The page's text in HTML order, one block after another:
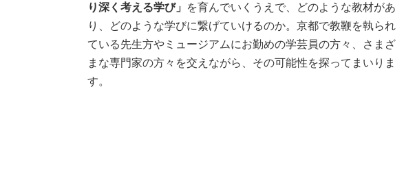
り深く考える学び」
を育んでいくうえで、どのような教材があ
り、どのような学びに繋げていけるのか。京都で教鞭を執られ
ている先生方やミュージアムにお勤めの学芸員の方々、さまざ
まな専門家の方々を交えながら、その可能性を探ってまいりま
す。